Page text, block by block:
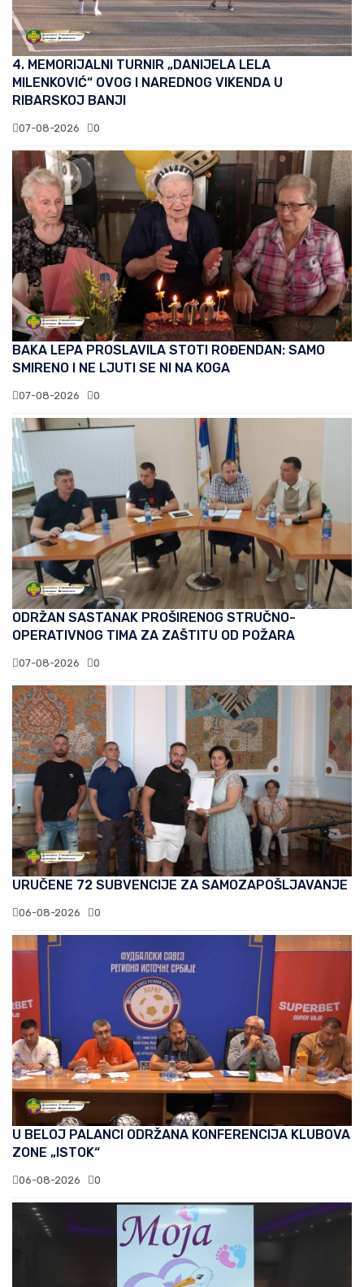
4. MEMORIJALNI TURNIR „DANIJELA LELA
MILENKOVIĆ“ OVOG I NAREDNOG VIKENDA U
RIBARSKOJ BANJI
07-08-2026 0
BAKA LEPA PROSLAVILA STOTI ROĐENDAN: SAMO
SMIRENO I NE LJUTI SE NI NA KOGA
07-08-2026 0
ODRŽAN SASTANAK PROŠIRENOG STRUČNO-
OPERATIVNOG TIMA ZA ZAŠTITU OD POŽARA
07-08-2026 0
URUČENE 72 SUBVENCIJE ZA SAMOZAPOŠLJAVANJE
06-08-2026 0
U BELOJ PALANCI ODRŽANA KONFERENCIJA KLUBOVA
ZONE „ISTOK“
06-08-2026 0